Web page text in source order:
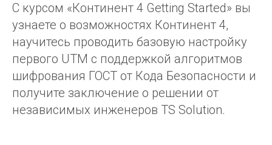
С курсом «Континент 4 Getting Started» вы
узнаете о возможностях Континент 4,
научитесь проводить базовую настройку
первого UTM с поддержкой алгоритмов
шифрования ГОСТ от Кода Безопасности и
получите заключение о решении от
независимых инженеров TS Solution.